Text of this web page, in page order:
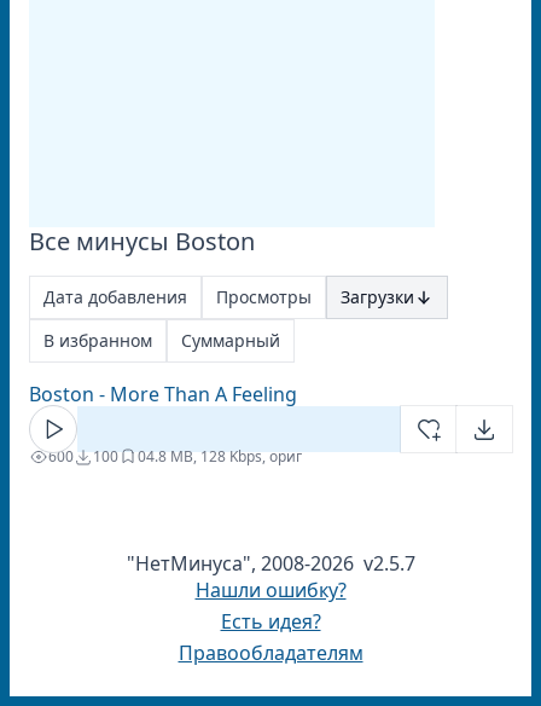
Все минусы Boston
Дата добавления Просмотры
Загрузки
В избранном
Суммарный
Boston - More Than A Feeling
600 100 04.8 MB, 128 Kbps, ориг
"НетМинуса", 2008-2026 v2.5.7
Нашли ошибку?
Есть идея?
Правообладателям